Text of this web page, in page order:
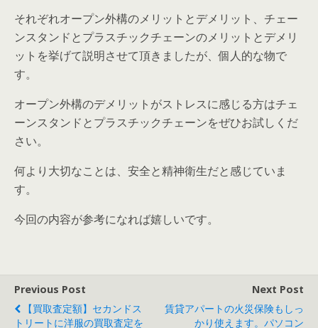
それぞれオープン外構のメリットとデメリット、チェー
ンスタンドとプラスチックチェーンのメリットとデメリ
ットを挙げて説明させて頂きましたが、個人的な物で
す。
オープン外構のデメリットがストレスに感じる方はチェ
ーンスタンドとプラスチックチェーンをぜひお試しくだ
さい。
何より大切なことは、安全と精神衛生だと感じていま
す。
今回の内容が参考になれば嬉しいです。
Previous Post
【買取査定額】セカンドス
トリートに洋服の買取査定を
Next Post
賃貸アパートの火災保険もしっ
かり使えます。パソコン